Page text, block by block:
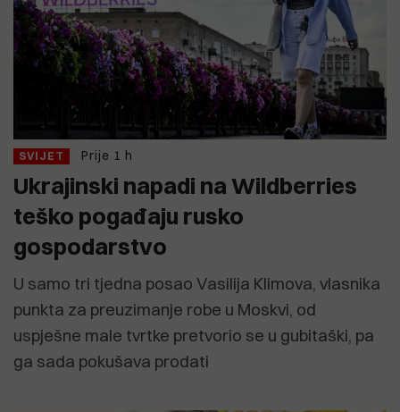
SVIJET Prije 1 h
Ukrajinski napadi na Wildberries
teško pogađaju rusko
gospodarstvo
U samo tri tjedna posao Vasilija Klimova, vlasnika
punkta za preuzimanje robe u Moskvi, od
uspješne male tvrtke pretvorio se u gubitaški, pa
ga sada pokušava prodati